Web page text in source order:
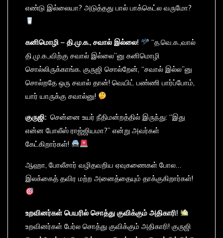
எண்டு இல்லையா? அடுத்தது பால் பாக்கெட்ல வருமோ?
கனிமொழி – தி.மு.க., சவால் இல்லை!
“த.வெ.க.,வால்
தி.மு.க.,விற்கு சவால் இல்லை”னு கனிமொழி
சொல்லிருக்காங்க. குருஜி சொல்றேன், “சவால் இல்ல”னு
சொல்றதே ஒரு சவால் தான்! வெயிட் பண்ணி பார்ப்போம்,
யார் யாருக்கு சவால்னு!
குருஜி: சென்னை உயர் நீதிமன்றத்தில் இருந்து: “இது
என்ன போலீஸ் ராஜ்ஜியமா?” என்று அவர்கள்
கேட்கிறார்கள்!
ஆஹா, போலீசார் வழிதவறிய ஏவுகணைகள் போல…
இலக்கைத் தவிர மற்ற அனைத்தையும் தாக்குகிறார்கள்!
உறவினர்கள்பெயரில் சொத்து குவிக்கும் அதிகாரி!
உறவினர்கள் பேர்ல சொத்து குவிக்கும் அதிகாரி! குருஜி